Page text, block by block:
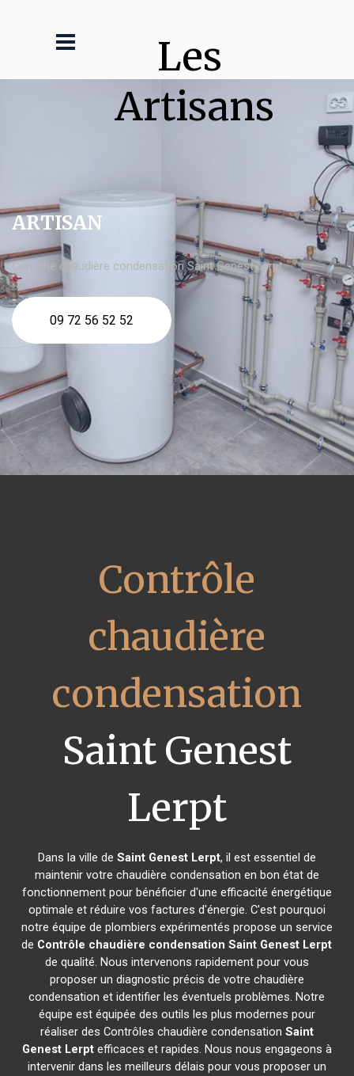
Les
Artisans
ARTISAN
Contrôle chaudière condensation Saint Genest Lerpt
09 72 56 52 52
Contrôle
chaudière
condensation
Saint Genest
Lerpt
Dans la ville de Saint Genest Lerpt, il est essentiel de
maintenir votre chaudière condensation en bon état de
fonctionnement pour bénéficier d'une efficacité énergétique
optimale et réduire vos factures d'énergie. C'est pourquoi
notre équipe de plombiers expérimentés propose un service
de Contrôle chaudière condensation Saint Genest Lerpt
de qualité. Nous intervenons rapidement pour vous
proposer un diagnostic précis de votre chaudière
condensation et identifier les éventuels problèmes. Notre
équipe est équipée des outils les plus modernes pour
réaliser des Contrôles chaudière condensation Saint
Genest Lerptefficaces et rapides. Nous nous engageons à
intervenir dans les meilleurs délais pour vous proposer un